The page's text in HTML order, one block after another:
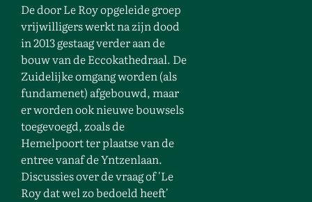
De door Le Roy opgeleide groep
vrijwilligers werkt na zijn dood
in 2013 gestaag verder aan de
bouw van de Eccokathedraal. De
Zuidelijke omgang worden (als
fundamenet) afgebouwd, maar
er worden ook nieuwe bouwsels
toegevoegd, zoals de
Hemelpoort ter plaatse van de
entree vanaf de Yntzenlaan.
Discussies over de vraag of 'Le
Roy dat wel zo bedoeld heeft'